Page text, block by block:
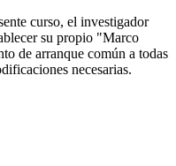
curso, el investigador
su propio "Marco
de arranque común a todas
necesarias.